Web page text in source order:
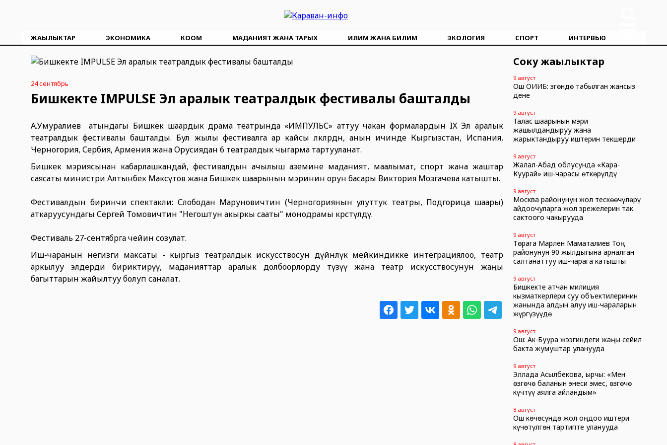
ЖАҢЫЛЫКТАР ЭКОНОМИКА КООМ МАДАНИЯТ ЖАНА ТАРЫХ ИЛИМ ЖАНА БИЛИМ ЭКОЛОГИЯ СПОРТ ИНТЕРВЬЮ
24 сентябрь
Бишкекте IMPULSE Эл аралык театралдык фестивалы башталды
А.Умуралиев атындагы Бишкек шаардык драма театрында «ИМПУЛЬС» аттуу чакан формалардын IX Эл аралык
театралдык фестивалы башталды. Бул жылы фестивалга ар кайсы өлкөлөрдөн, анын ичинде Кыргызстан, Испания,
Черногория, Сербия, Армения жана Орусиядан 6 театралдык чыгарма тартууланат.
Бишкек мэриясынан кабарлашкандай, фестивалдын ачылыш аземине маданият, маалымат, спорт жана жаштар
саясаты министри Алтынбек Максүтов жана Бишкек шаарынын мэринин орун басары Виктория Мозгачева катышты.
Фестивалдын биринчи спектакли: Слободан Маруновичтин (Черногориянын улуттук театры, Подгорица шаары)
аткаруусундагы Сергей Томовичтин "Негоштун акыркы сааты" монодрамы көрсөтүлдү.
Фестиваль 27-сентябрга чейин созулат.
Иш-чаранын негизги максаты - кыргыз театралдык искусствосун дүйнөлүк мейкиндикке интеграциялоо, театр
аркылуу элдерди бириктирүү, маданияттар аралык долбоорлорду түзүү жана театр искусствосунун жаңы
багыттарын жайылтуу болуп саналат.
Соңку жаңылыктар
9 август
Ош ОИИБ: Өзгөндө табылган жансыз
дене
9 август
Талас шаарынын мэри
жашылдандыруу жана
жарыктандыруу иштерин текшерди
9 август
Жалал-Абад облусунда «Кара-
Куурай» иш-чарасы өткөрүлдү
9 август
Москва районунун жол тескөөчүлөрү
айдоочуларга жол эрежелерин так
сактоого чакырууда
9 август
Төрага Марлен Маматалиев Тоң
районунун 90 жылдыгына арналган
салтанаттуу иш-чарага катышты
9 август
Бишкекте атчан милиция
кызматкерлери суу объектилеринин
жанында алдын алуу иш-чараларын
жүргүзүүдө
9 август
Ош: Ак-Буура жээгиндеги жаңы сейил
бакта жумуштар уланууда
9 август
Эллада Асылбекова, ырчы: «Мен
өзгөчө баланын энеси эмес, өзгөчө
күчтүү аялга айландым»
8 август
Ош көчөсүндө жол оңдоо иштери
күчөтүлгөн тартипте уланууда